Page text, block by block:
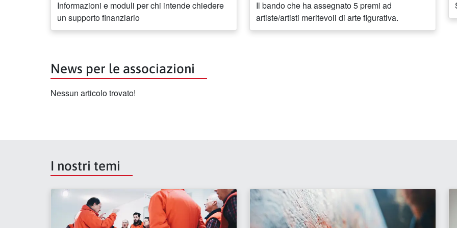
Informazioni e moduli per chi intende chiedere
un supporto finanziario
Il bando che ha assegnato 5 premi ad
artiste/artisti meritevoli di arte figurativa.
News per le associazioni
Nessun articolo trovato!
I nostri temi